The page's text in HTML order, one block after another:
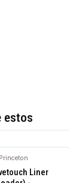
estos
Princeton
Liner